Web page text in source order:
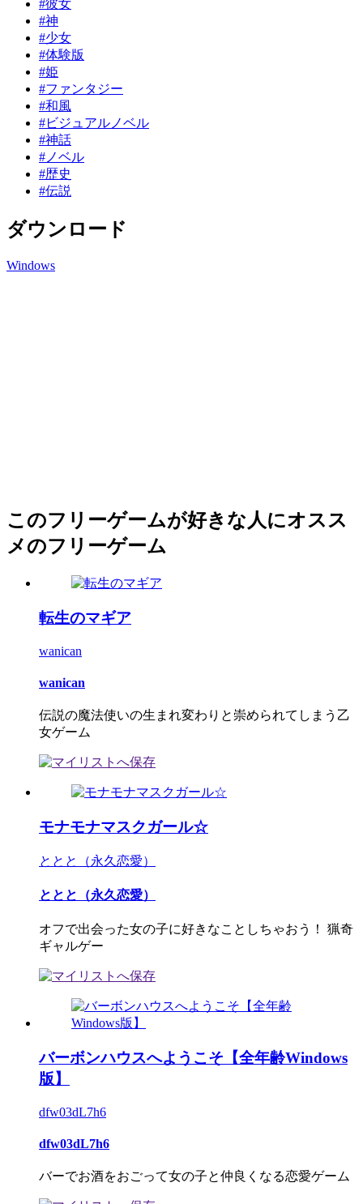
#彼女
#神
#少女
#体験版
#姫
#ファンタジー
#和風
#ビジュアルノベル
#神話
#ノベル
#歴史
#伝説
ダウンロード
Windows
このフリーゲームが好きな人にオスス
メのフリーゲーム
転生のマギア
wanican
wanican
伝説の魔法使いの生まれ変わりと崇められてしまう乙
女ゲーム
モナモナマスクガール☆
ととと（永久恋愛）
ととと（永久恋愛）
オフで出会った女の子に好きなことしちゃおう！ 猟奇
ギャルゲー
バーボンハウスへようこそ【全年齢Windows
版】
dfw03dL7h6
dfw03dL7h6
バーでお酒をおごって女の子と仲良くなる恋愛ゲーム